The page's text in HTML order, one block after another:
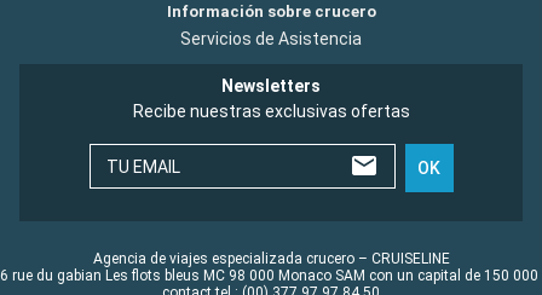
Información sobre crucero
Servicios de Asistencia
Newsletters
Recibe nuestras exclusivas ofertas
TU EMAIL OK
Agencia de viajes especializada crucero – CRUISELINE
rue du gabian Les flots bleus MC 98 000 Monaco SAM con un capital de 150 000